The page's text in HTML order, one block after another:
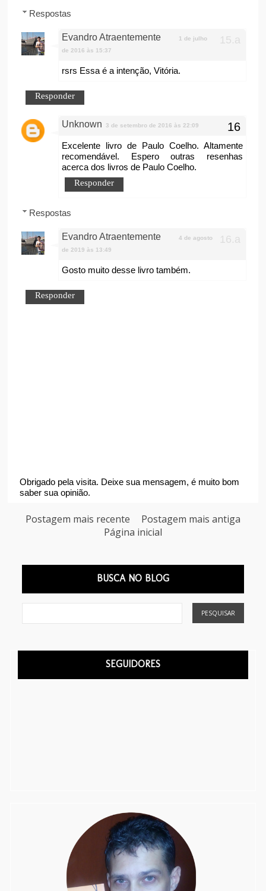
Respostas
Evandro Atraentemente
1 de julho
de 2016 às 15:37
rsrs Essa é a intenção, Vitória.
Responder
Unknown 3 de setembro de 2016 às 22:09
Excelente livro de Paulo Coelho. Altamente
recomendável. Espero outras resenhas
acerca dos livros de Paulo Coelho.
Responder
Respostas
Evandro Atraentemente
4 de agosto
de 2019 às 13:49
Gosto muito desse livro também.
Responder
Obrigado pela visita. Deixe sua mensagem, é muito bom
saber sua opinião.
Postagem mais recente
Postagem mais antiga
Página inicial
BUSCA NO BLOG
SEGUIDORES